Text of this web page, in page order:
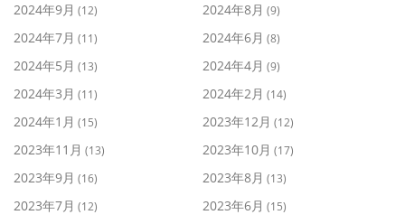
2024年9月 (12) 2024年8月 (9)
2024年7月 (11) 2024年6月 (8)
2024年5月 (13) 2024年4月 (9)
2024年3月 (11) 2024年2月 (14)
2024年1月 (15) 2023年12月 (12)
2023年11月 (13) 2023年10月 (17)
2023年9月 (16) 2023年8月 (13)
2023年7月 (12) 2023年6月 (15)